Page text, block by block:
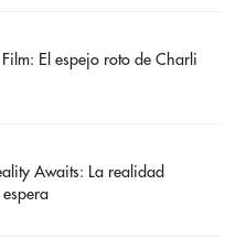
El espejo roto de Charli
Awaits: La realidad